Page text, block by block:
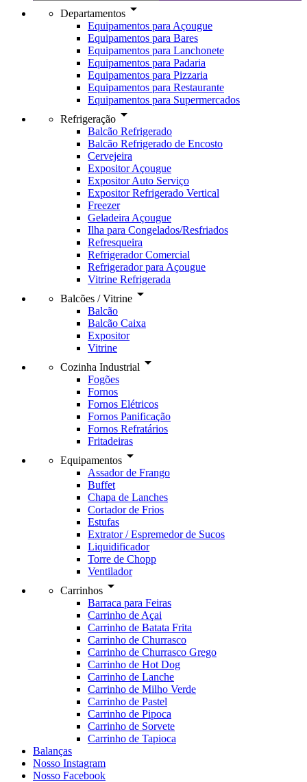
Departamentos arrow_drop_down
Equipamentos para Açougue
Equipamentos para Bares
Equipamentos para Lanchonete
Equipamentos para Padaria
Equipamentos para Pizzaria
Equipamentos para Restaurante
Equipamentos para Supermercados
Refrigeração arrow_drop_down
Balcão Refrigerado
Balcão Refrigerado de Encosto
Cervejeira
Expositor Açougue
Expositor Auto Serviço
Expositor Refrigerado Vertical
Freezer
Geladeira Açougue
Ilha para Congelados/Resfriados
Refresqueira
Refrigerador Comercial
Refrigerador para Açougue
Vitrine Refrigerada
Balcões / Vitrine arrow_drop_down
Balcão
Balcão Caixa
Expositor
Vitrine
Cozinha Industrial arrow_drop_down
Fogões
Fornos
Fornos Elétricos
Fornos Panificação
Fornos Refratários
Fritadeiras
Equipamentos arrow_drop_down
Assador de Frango
Buffet
Chapa de Lanches
Cortador de Frios
Estufas
Extrator / Espremedor de Sucos
Liquidificador
Torre de Chopp
Ventilador
Carrinhos arrow_drop_down
Barraca para Feiras
Carrinho de Açai
Carrinho de Batata Frita
Carrinho de Churrasco
Carrinho de Churrasco Grego
Carrinho de Hot Dog
Carrinho de Lanche
Carrinho de Milho Verde
Carrinho de Pastel
Carrinho de Pipoca
Carrinho de Sorvete
Carrinho de Tapioca
Balanças
Nosso Instagram
Nosso Facebook